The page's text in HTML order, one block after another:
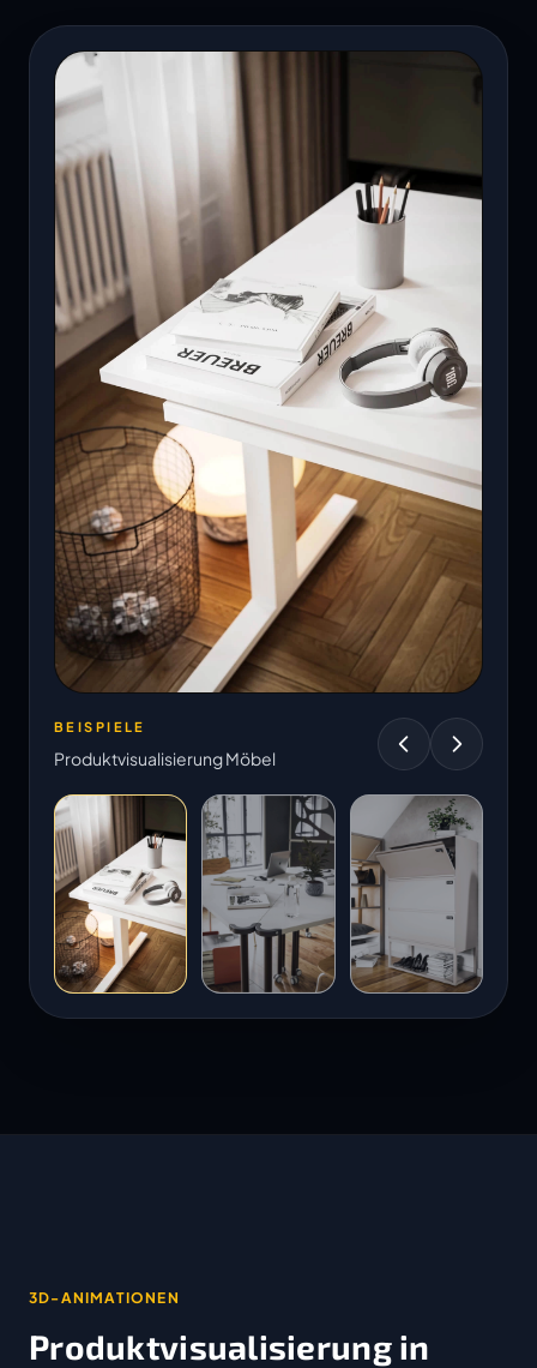
BEISPIELE
Produktvisualisierung Möbel
3D-ANIMATIONEN
Produktvisualisierung in